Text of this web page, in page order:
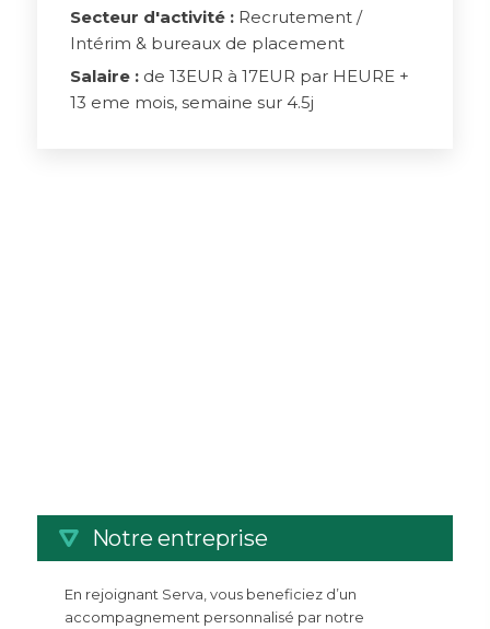
Secteur d'activité :Recrutement /
Intérim & bureaux de placement
Salaire :de 13EUR à 17EUR par HEURE +
13 eme mois, semaine sur 4.5j
Notre entreprise
En rejoignant Serva, vous beneficiez d’un
accompagnement personnalisé par notre